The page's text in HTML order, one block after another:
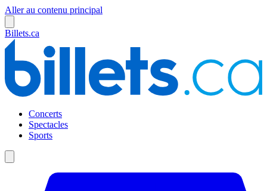
Aller au contenu principal
Billets.ca
Concerts
Spectacles
Sports